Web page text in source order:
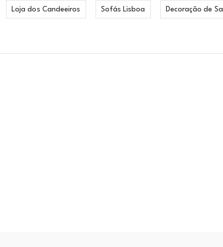
Loja dos Candeeiros Sofás Lisboa Decoração de